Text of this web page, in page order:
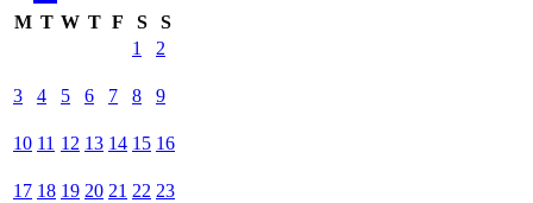
M T W T F S
S
1
2
3 4 5 6 7 8 9
10 11 12 13 14 15 16
17 18 19 20 21 22 23